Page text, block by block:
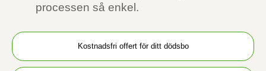
Kostnadsfri offert för ditt dödsbo
processen så enkel.